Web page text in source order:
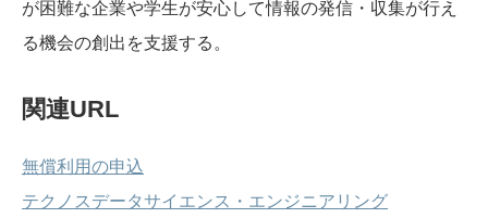
が困難な企業や学生が安心して情報の発信・収集が行え
る機会の創出を支援する。
関連URL
無償利用の申込
テクノスデータサイエンス・エンジニアリング